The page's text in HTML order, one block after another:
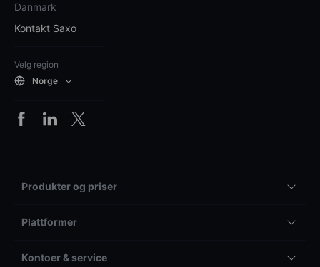
Danmark
Kontakt Saxo
Velg region
Norge
Produkter og priser
Plattformer
Kontoer & service